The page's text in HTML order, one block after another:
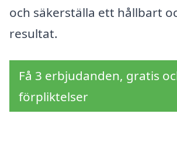
och säkerställa ett hållbart
resultat.
Få 3 erbjudanden, gratis
förpliktelser